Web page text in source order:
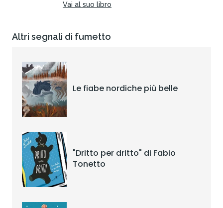
Vai al suo libro
Altri segnali di fumetto
Le fiabe nordiche più belle
"Dritto per dritto" di Fabio
Tonetto